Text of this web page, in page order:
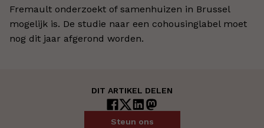
Fremault onderzoekt of samenhuizen in Brussel
mogelijk is. De studie naar een cohousinglabel moet
nog dit jaar afgerond worden.
DIT ARTIKEL DELEN
Steun ons